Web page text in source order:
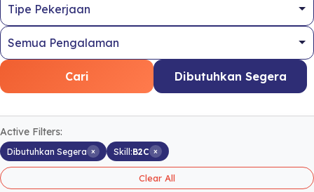
Cari Dibutuhkan Segera
Active Filters:
Dibutuhkan Segera × Skill:B2C ×
Clear All